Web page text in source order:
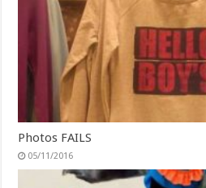
Photos FAILS
05/11/2016